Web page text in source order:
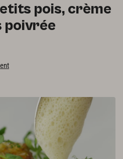
pois, crème
poivrée